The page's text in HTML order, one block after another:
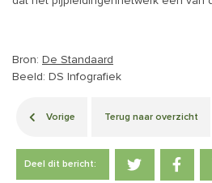
Bron: De Standaard
Beeld: DS Infografiek
Vorige Terug naar overzicht
Deel dit bericht: